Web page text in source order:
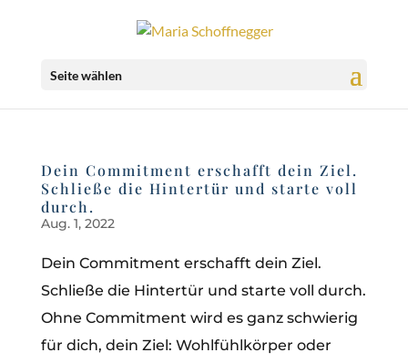
Seite wählen
Dein Commitment erschafft dein Ziel.
Schließe die Hintertür und starte voll
durch.
Aug. 1, 2022
Dein Commitment erschafft dein Ziel.
Schließe die Hintertür und starte voll durch.
Ohne Commitment wird es ganz schwierig
für dich, dein Ziel: Wohlfühlkörper oder